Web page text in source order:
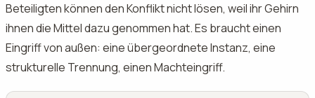
Beteiligten können den Konflikt nicht lösen, weil ihr Gehirn
ihnen die Mittel dazu genommen hat. Es braucht einen
Eingriff von außen: eine übergeordnete Instanz, eine
strukturelle Trennung, einen Machteingriff.